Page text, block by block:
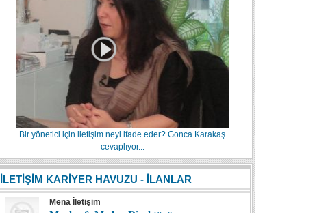
Bir yönetici için iletişim neyi ifade eder? Gonca Karakaş
cevaplıyor...
İLETİŞİM KARİYER HAVUZU - İLANLAR
Mena İletişim